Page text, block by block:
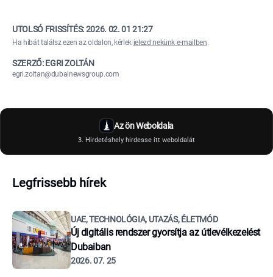
UTOLSÓ FRISSÍTÉS:2026. 02. 01 21:27
Ha hibát találsz ezen az oldalon, kérlek jelezd nekünk e-mailben.
SZERZŐ: EGRI ZOLTÁN
egri.zoltan@dubainewsgroup.com
Az ön Weboldala
3. Hirdetéshely hirdesse itt weboldalát
Legfrissebb hírek
UAE, TECHNOLÓGIA, UTAZÁS, ÉLETMÓD
Új digitális rendszer gyorsítja az útlevélkezelést
Dubaiban
2026. 07. 25